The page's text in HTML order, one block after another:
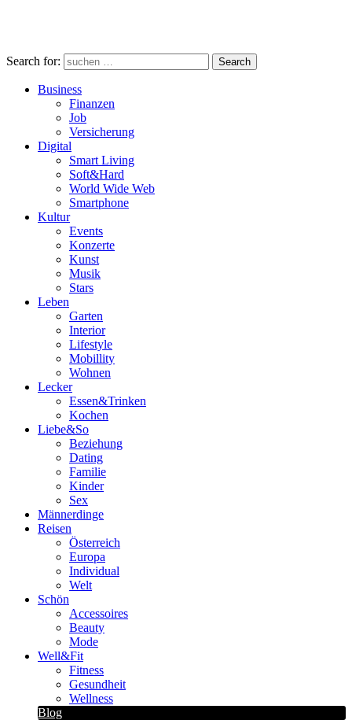
Search for: Search
Business
Finanzen
Job
Versicherung
Digital
Smart Living
Soft&Hard
World Wide Web
Smartphone
Kultur
Events
Konzerte
Kunst
Musik
Stars
Leben
Garten
Interior
Lifestyle
Mobillity
Wohnen
Lecker
Essen&Trinken
Kochen
Liebe&So
Beziehung
Dating
Familie
Kinder
Sex
Männerdinge
Reisen
Österreich
Europa
Individual
Welt
Schön
Accessoires
Beauty
Mode
Well&Fit
Fitness
Gesundheit
Wellness
Blog